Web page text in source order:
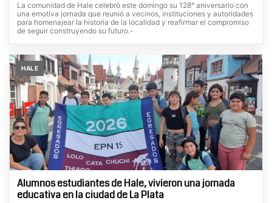
La comunidad de Hale celebró este domingo su 128° aniversario con
una emotiva jornada que reunió a vecinos, instituciones y autoridades
para homenajear la historia de la localidad y reafirmar el compromiso
de seguir construyendo su futuro.-
HALE
Alumnos estudiantes de Hale, vivieron una jornada
educativa en la ciudad de La Plata